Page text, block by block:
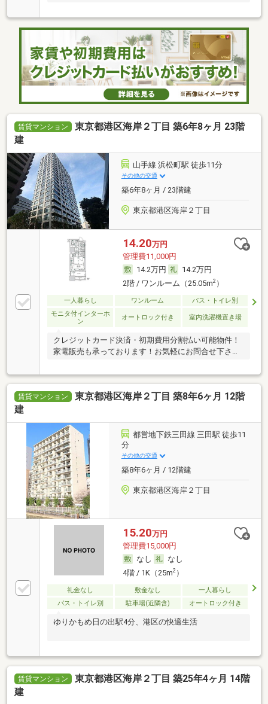
賃貸マンション
東京都港区海岸２丁目 築6年8ヶ月 23階
建
山手線 浜松町駅 徒歩11分
その他の交通
築6年8ヶ月 / 23階建
東京都港区海岸２丁目
14.20万円
管理費11,000円
14.2万円
14.2万円
2階 / ワンルーム（25.05m2）
一人暮らし ワンルーム
バス・トイレ別
モニタ付インターホ
ン
オートロック付き 室内洗濯機置き場
クレジットカード決済・初期費用分割払い可能物件！
家電販売も承っております！お気軽にお問合せ下さ
賃貸マンション
東京都港区海岸２丁目 築8年6ヶ月 12階
建
都営地下鉄三田線 三田駅 徒歩11
分
その他の交通
築8年6ヶ月 / 12階建
東京都港区海岸２丁目
15.20万円
管理費15,000円
なし
なし
4階 / 1K（25m2）
礼金なし 敷金なし
一人暮らし
バス・トイレ別
駐車場(近隣含) オートロック付き
ゆりかもめ日の出駅4分、港区の快適生活
賃貸マンション
東京都港区海岸２丁目 築25年4ヶ月 14階
建